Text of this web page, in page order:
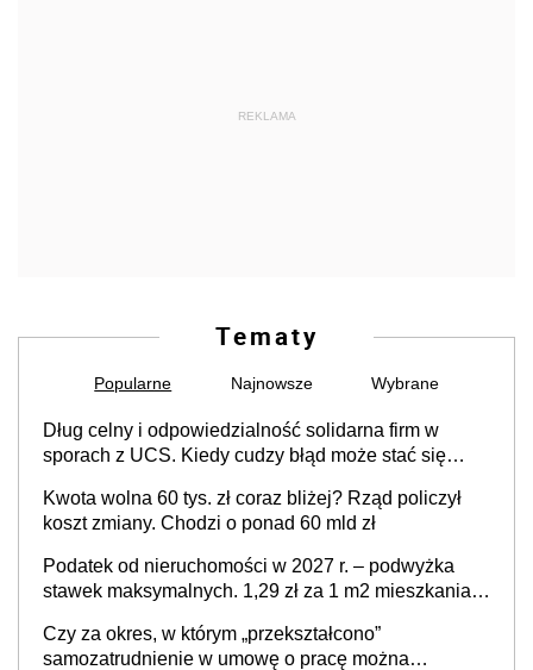
REKLAMA
Tematy
Popularne Najnowsze Wybrane
Dług celny i odpowiedzialność solidarna firm w
sporach z UCS. Kiedy cudzy błąd może stać się
Kwota wolna 60 tys. zł coraz bliżej? Rząd policzył
koszt zmiany. Chodzi o ponad 60 mld zł
Podatek od nieruchomości w 2027 r. – podwyżka
stawek maksymalnych. 1,29 zł za 1 m2 mieszkania,
prowadzeniem działalności gospodarczej
Czy za okres, w którym „przekształcono”
samozatrudnienie w umowę o pracę można